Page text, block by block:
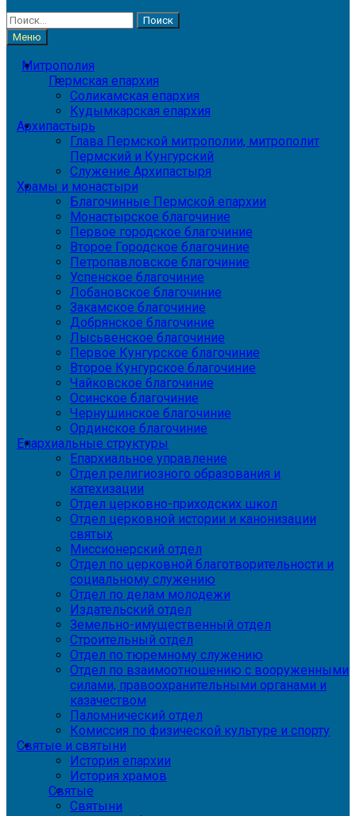
Найти:
Меню
Митрополия
Пермская епархия
Соликамская епархия
Кудымкарская епархия
Архипастырь
Глава Пермской митрополии, митрополит
Пермский и Кунгурский
Служение Архипастыря
Храмы и монастыри
Благочинные Пермской епархии
Монастырское благочиние
Первое городское благочиние
Второе Городское благочиние
Петропавловское благочиние
Успенское благочиние
Лобановское благочиние
Закамское благочиние
Добрянское благочиние
Лысьвенское благочиние
Первое Кунгурское благочиние
Второе Кунгурское благочиние
Чайковское благочиние
Осинское благочиние
Чернушинское благочиние
Ординское благочиние
Епархиальные структуры
Епархиальное управление
Отдел религиозного образования и
катехизации
Отдел церковно-приходских школ
Отдел церковной истории и канонизации
святых
Миссионерский отдел
Отдел по церковной благотворительности и
социальному служению
Отдел по делам молодежи
Издательский отдел
Земельно-имущественный отдел
Строительный отдел
Отдел по тюремному служению
Отдел по взаимоотношению с вооруженными
силами, правоохранительными органами и
казачеством
Паломнический отдел
Комиссия по физической культуре и спорту
Святые и святыни
История епархии
История храмов
Святые
Святыни